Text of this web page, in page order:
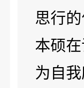
思行
本硕
为自